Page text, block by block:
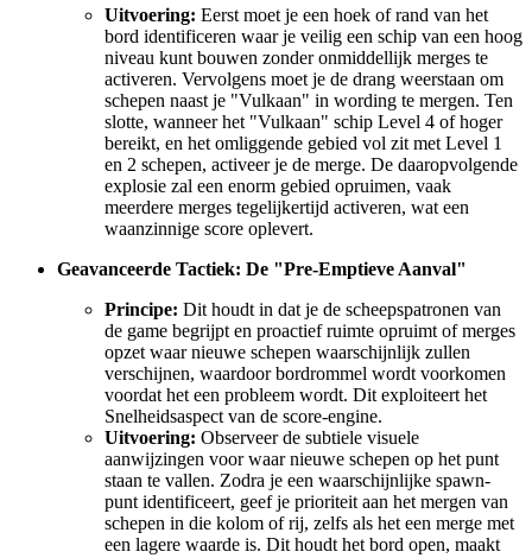
Uitvoering: Eerst moet je een hoek of rand van het
bord identificeren waar je veilig een schip van een hoog
niveau kunt bouwen zonder onmiddellijk merges te
activeren. Vervolgens moet je de drang weerstaan om
schepen naast je "Vulkaan" in wording te mergen. Ten
slotte, wanneer het "Vulkaan" schip Level 4 of hoger
bereikt, en het omliggende gebied vol zit met Level 1
en 2 schepen, activeer je de merge. De daaropvolgende
explosie zal een enorm gebied opruimen, vaak
meerdere merges tegelijkertijd activeren, wat een
waanzinnige score oplevert.
Geavanceerde Tactiek: De "Pre-Emptieve Aanval"
Principe: Dit houdt in dat je de scheepspatronen van
de game begrijpt en proactief ruimte opruimt of merges
opzet waar nieuwe schepen waarschijnlijk zullen
verschijnen, waardoor bordrommel wordt voorkomen
voordat het een probleem wordt. Dit exploiteert het
Snelheidsaspect van de score-engine.
Uitvoering: Observeer de subtiele visuele
aanwijzingen voor waar nieuwe schepen op het punt
staan te vallen. Zodra je een waarschijnlijke spawn-
punt identificeert, geef je prioriteit aan het mergen van
schepen in die kolom of rij, zelfs als het een merge met
een lagere waarde is. Dit houdt het bord open, maakt